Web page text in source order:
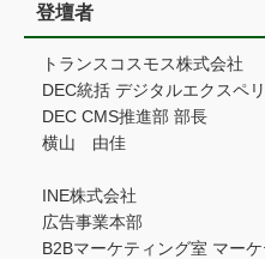
登壇者
トランスコスモス株式会社
DEC統括 デジタルエクスペ
DEC CMS推進部 部長
横山 由佳
INE株式会社
広告事業本部
B2Bマーケティング室 マー